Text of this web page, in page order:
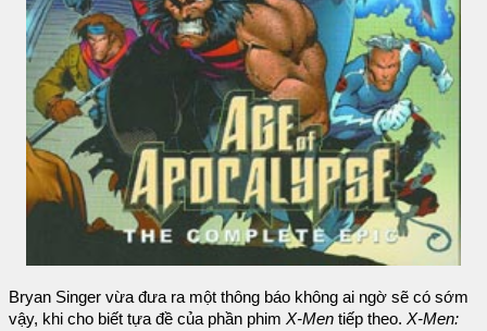
Bryan Singer vừa đưa ra một thông báo không ai ngờ sẽ có sớm
vậy, khi cho biết tựa đề của phần phim X-Men tiếp theo. X-Men: